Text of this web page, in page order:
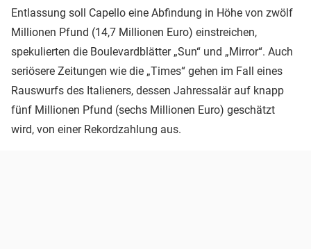
Entlassung soll Capello eine Abfindung in Höhe von zwölf
Millionen Pfund (14,7 Millionen Euro) einstreichen,
spekulierten die Boulevardblätter „Sun“ und „Mirror“. Auch
seriösere Zeitungen wie die „Times“ gehen im Fall eines
Rauswurfs des Italieners, dessen Jahressalär auf knapp
fünf Millionen Pfund (sechs Millionen Euro) geschätzt
wird, von einer Rekordzahlung aus.